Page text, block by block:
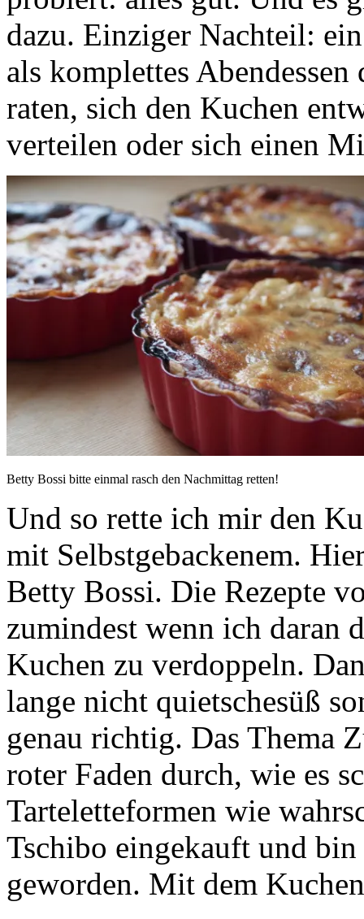
dazu. Einziger Nachteil:
als komplettes
raten, sich den Kuchen
verteilen oder sich einen
Betty Bossi bitte einmal rasch den Nachmittag retten!
Und so rette ich mir den
mit Selbstgebackenem.
Betty Bossi. Die Rezepte
zumindest wenn ich daran
Kuchen zu verdoppeln.
lange nicht quietschesüß
genau richtig. Das Thema
roter Faden durch, wie es
Tarteletteformen wie
Tschibo eingekauft und
geworden. Mit dem